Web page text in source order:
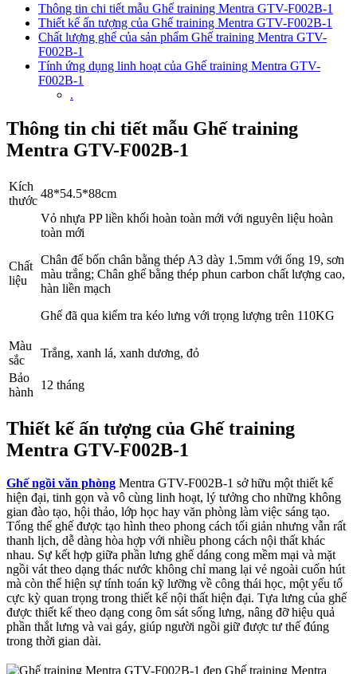
Thông tin chi tiết mẫu Ghế training Mentra GTV-F002B-1
Thiết kế ấn tượng của Ghế training Mentra GTV-F002B-1
Chất lượng ghế của sản phẩm Ghế training Mentra GTV-
F002B-1
Tính ứng dụng linh hoạt của Ghế training Mentra GTV-
F002B-1
.
Thông tin chi tiết mẫu Ghế training
Mentra GTV-F002B-1
Kích
thước
48*54.5*88cm
Chất
liệu
Vỏ nhựa PP liền khối hoàn toàn mới với nguyên liệu hoàn
toàn mới
Chân đế bốn chân bằng thép A3 dày 1.5mm với ống 19, sơn
màu trắng; Chân ghế bằng thép phun carbon chất lượng cao,
hàn liền mạch
Ghế đã qua kiểm tra kéo lưng với trọng lượng trên 110KG
Màu
sắc
Trắng, xanh lá, xanh dương, đỏ
Bảo
hành
12 tháng
Thiết kế ấn tượng của Ghế training
Mentra GTV-F002B-1
Ghế ngồi văn phòng Mentra GTV-F002B-1 sở hữu một thiết kế
hiện đại, tinh gọn và vô cùng linh hoạt, lý tưởng cho những không
gian đào tạo, hội thảo, lớp học hay văn phòng làm việc sáng tạo.
Tổng thể ghế được tạo hình theo phong cách tối giản nhưng vẫn rất
thanh lịch, dễ dàng hòa hợp với nhiều phong cách nội thất khác
nhau. Sự kết hợp giữa phần lưng ghế dáng cong mềm mại và mặt
ngồi vát theo dạng thác nước không chỉ mang lại vẻ ngoài cuốn hút
mà còn thể hiện sự tính toán kỹ lưỡng về công thái học, một yếu tố
cực kỳ quan trọng trong thiết kế nội thất hiện đại. Tựa lưng của ghế
được thiết kế theo dạng cong ôm sát sống lưng, nâng đỡ hiệu quả
phần thắt lưng và vai gáy, giúp người ngồi giữ được tư thế đúng
trong thời gian dài.
Ghế training Mentra